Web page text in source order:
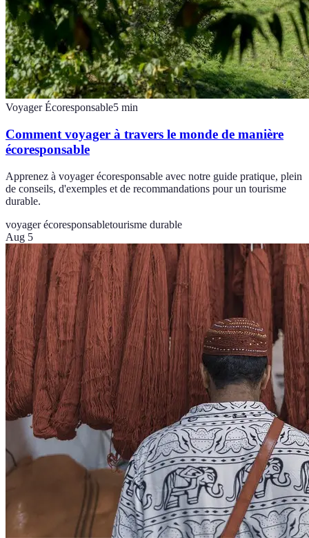
Voyager Écoresponsable5 min
Comment voyager à travers le monde de manière
écoresponsable
Apprenez à voyager écoresponsable avec notre guide pratique, plein
de conseils, d'exemples et de recommandations pour un tourisme
durable.
voyager écoresponsabletourisme durable
Aug 5